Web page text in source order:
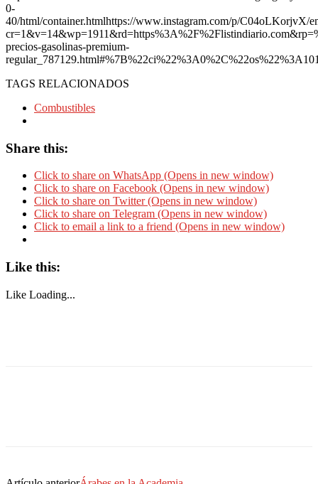
0-
40/html/container.htmlhttps://www.instagram.com/p/C04oLKorjvX/
precios-gasolinas-premium-
TAGS RELACIONADOS
Combustibles
Share this:
Click to share on WhatsApp (Opens in new window)
Click to share on Facebook (Opens in new window)
Click to share on Twitter (Opens in new window)
Click to share on Telegram (Opens in new window)
Click to email a link to a friend (Opens in new window)
Like this:
Like Loading...